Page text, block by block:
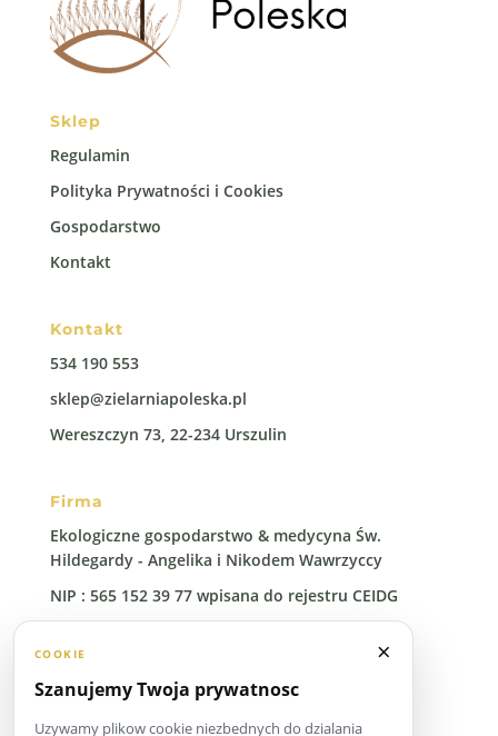
Sklep
Regulamin
Polityka Prywatności i Cookies
Gospodarstwo
Kontakt
Kontakt
534 190 553
sklep@zielarniapoleska.pl
Wereszczyn 73, 22-234 Urszulin
Firma
Ekologiczne gospodarstwo & medycyna Św.
Hildegardy - Angelika i Nikodem Wawrzyccy
NIP : 565 152 39 77 wpisana do rejestru CEIDG
×
COOKIE
Szanujemy Twoja prywatnosc
Uzywamy plikow cookie niezbednych do dzialania